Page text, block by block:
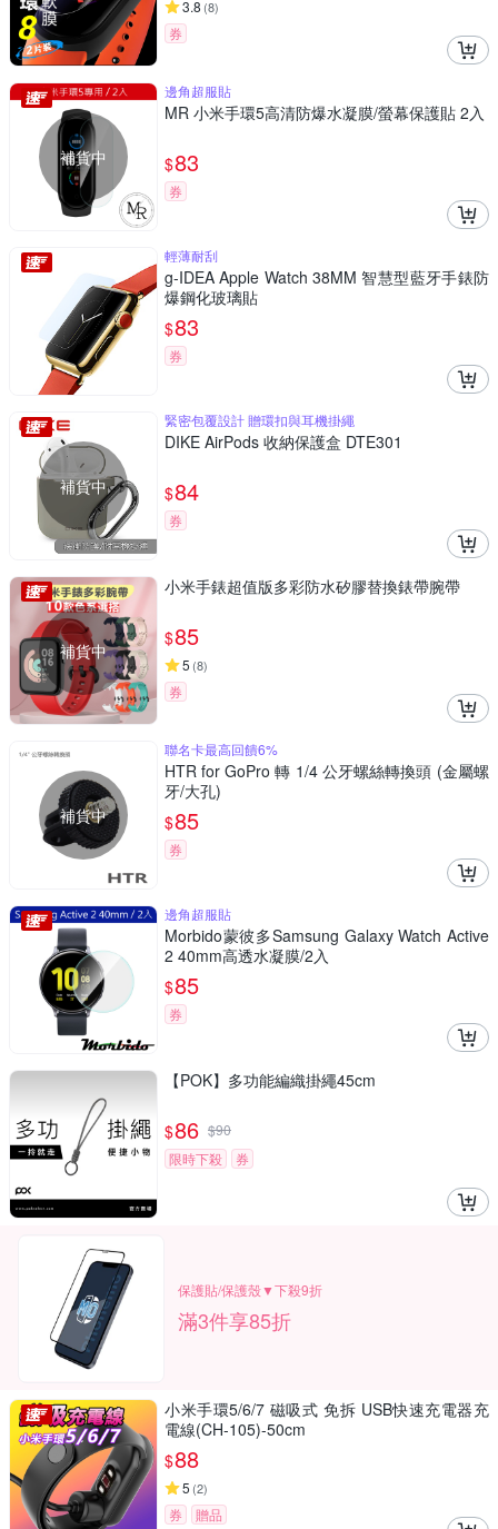
3.8 (8)
券
補貨中
邊角超服貼
MR 小米手環5高清防爆水凝膜/螢幕保護貼 2入
$83
券
輕薄耐刮
g-IDEA Apple Watch 38MM 智慧型藍牙手錶防
爆鋼化玻璃貼
$83
券
補貨中
緊密包覆設計 贈環扣與耳機掛繩
DIKE AirPods 收納保護盒 DTE301
$84
券
補貨中
小米手錶超值版多彩防水矽膠替換錶帶腕帶
$85
5 (8)
券
補貨中
聯名卡最高回饋6%
HTR for GoPro 轉 1/4 公牙螺絲轉換頭 (金屬螺
牙/大孔)
$85
券
邊角超服貼
Morbido蒙彼多Samsung Galaxy Watch Active
2 40mm高透水凝膜/2入
$85
券
【POK】多功能編織掛繩45cm
$86 $90
限時下殺
券
保護貼/保護殼▼下殺9折
滿3件享85折
小米手環5/6/7 磁吸式 免拆 USB快速充電器充
電線(CH-105)-50cm
$88
5 (2)
券 贈品